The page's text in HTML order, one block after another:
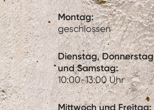
Montag:
geschlossen
Dienstag, Donnerstag
und Samstag:
10:00-13:00 Uhr
Mittwoch und Freitag: